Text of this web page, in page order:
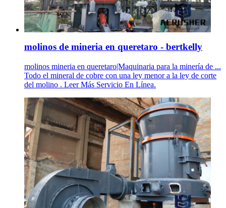
molinos de mineria en queretaro - bertkelly
molinos mineria en queretaro|Maquinaria para la minería de ...
Todo el mineral de cobre con una ley menor a la ley de corte
del molino . Leer Más Servicio En Línea.